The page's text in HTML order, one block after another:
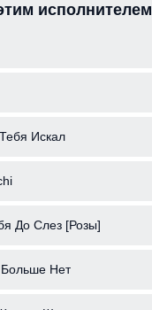
исполнителем
Искал
До Слез [Розы]
Нет